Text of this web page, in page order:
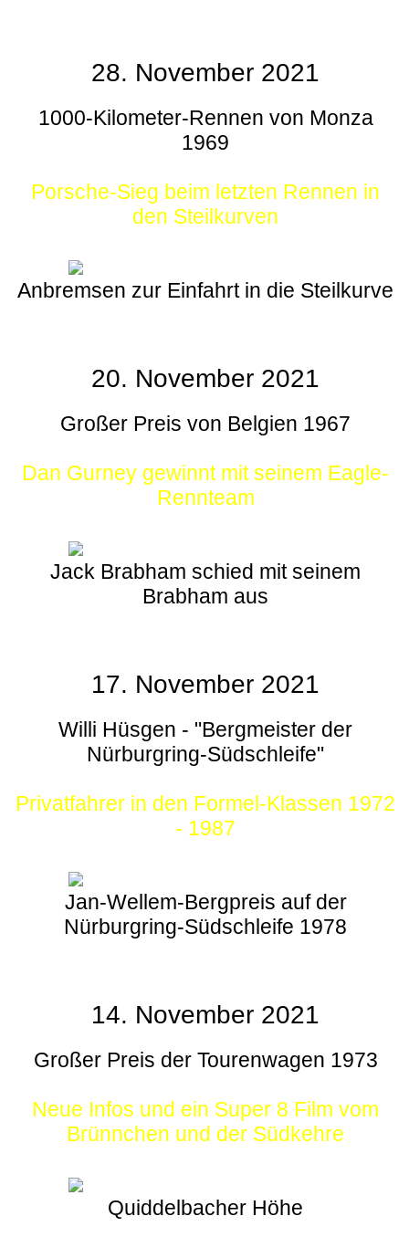
28. November 2021
1000-Kilometer-Rennen von Monza
1969
Porsche-Sieg beim letzten Rennen in
den Steilkurven
Anbremsen zur Einfahrt in die Steilkurve
20. November 2021
Großer Preis von Belgien 1967
Dan Gurney gewinnt mit seinem Eagle-
Rennteam
Jack Brabham schied mit seinem
Brabham aus
17. November 2021
Willi Hüsgen - "Bergmeister der
Nürburgring-Südschleife"
Privatfahrer in den Formel-Klassen 1972
- 1987
Jan-Wellem-Bergpreis auf der
Nürburgring-Südschleife 1978
14. November 2021
Großer Preis der Tourenwagen 1973
Neue Infos und ein Super 8 Film vom
Brünnchen und der Südkehre
Quiddelbacher Höhe